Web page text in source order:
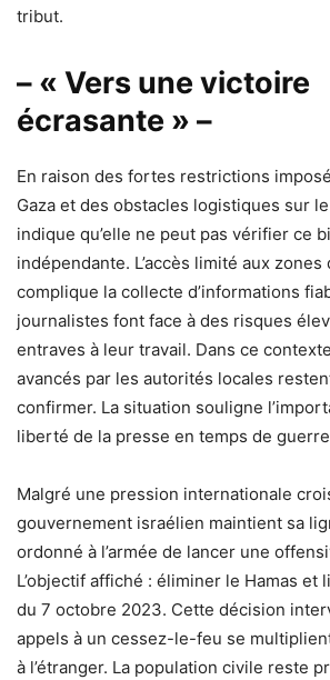
tribut.
– « Vers une victoire
écrasante » –
En raison des fortes restrictions
Gaza et des obstacles logistiques sur le
indique qu’elle ne peut pas vérifier ce
indépendante. L’accès limité aux
complique la collecte d’informations
journalistes font face à des risques
entraves à leur travail. Dans ce
avancés par les autorités locales
confirmer. La situation souligne
liberté de la presse en temps de
Malgré une pression internationale
gouvernement israélien maintient sa
ordonné à l’armée de lancer une
L’objectif affiché : éliminer le Hamas et
du 7 octobre 2023. Cette décision
appels à un cessez-le-feu se
à l’étranger. La population civile reste